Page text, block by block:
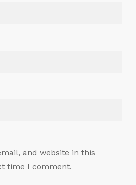
and website in this
time I comment.